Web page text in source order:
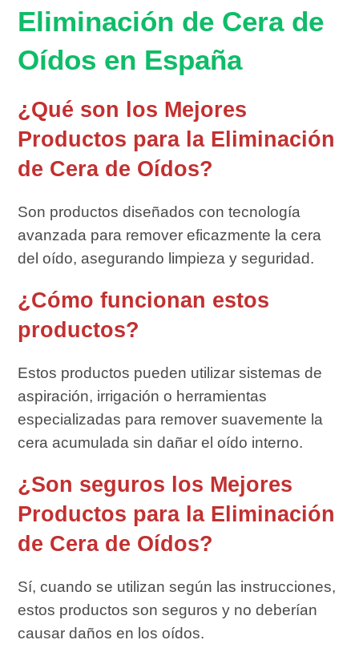
Eliminación de Cera de
Oídos en España
¿Qué son los Mejores
Productos para la Eliminación
de Cera de Oídos?
Son productos diseñados con tecnología
avanzada para remover eficazmente la cera
del oído, asegurando limpieza y seguridad.
¿Cómo funcionan estos
productos?
Estos productos pueden utilizar sistemas de
aspiración, irrigación o herramientas
especializadas para remover suavemente la
cera acumulada sin dañar el oído interno.
¿Son seguros los Mejores
Productos para la Eliminación
de Cera de Oídos?
Sí, cuando se utilizan según las instrucciones,
estos productos son seguros y no deberían
causar daños en los oídos.